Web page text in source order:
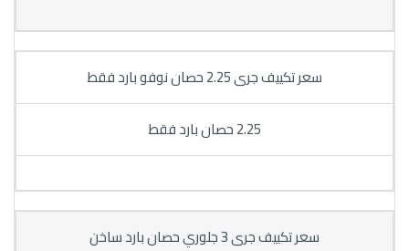
سعر تكييف جرى 2.25 حصان نوفو بارد فقط
2.25 حصان بارد فقط
سعر تكييف جرى 3 جلوري حصان بارد ساخن